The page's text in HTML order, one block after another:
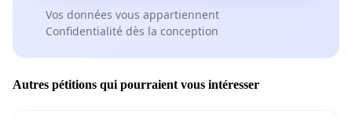
Vos données vous appartiennent
Confidentialité dès la conception
Autres pétitions qui pourraient vous intéresser